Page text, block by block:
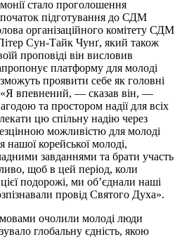
стало проголошення
підготування до СДМ
організаційного комітету СДМ
Сун-Тайк Чунґ, який також
проповіді він висловив
платформу для молоді
проявити себе як головні
«Я впевнений, — сказав він, —
та простором надії для всіх
цю спільну надію через
можливістю для молоді
нашої корейської молоді,
завданнями та брати участь
щоб в цей період, коли
подорожі, ми об’єднали наші
провід Святого Духа».
очолили молоді люди
глобальну єдність, якою